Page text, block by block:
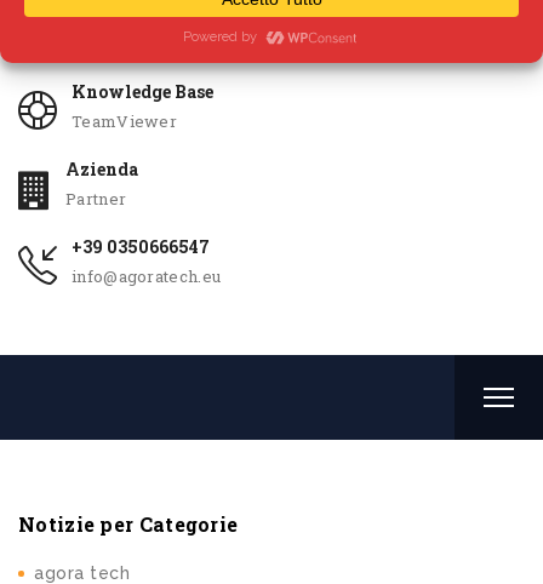
Servizi
Knowledge Base
TeamViewer
Azienda
Partner
+39 0350666547
info@agoratech.eu
Notizie per Categorie
agora tech